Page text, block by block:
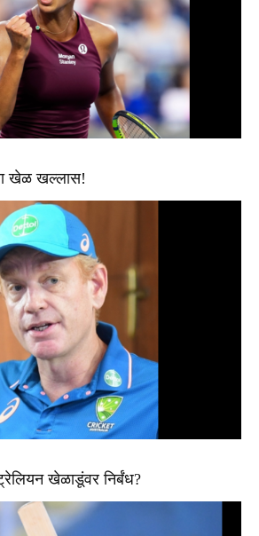
खेळ खल्लास!
खेळाडूंवर निर्बंध?